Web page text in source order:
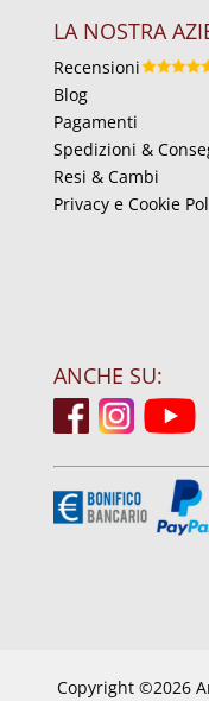
LA NOSTRA
Recensioni
Blog
Pagamenti
Spedizioni &
Resi & Cambi
Privacy e Cookie
ANCHE SU:
Copyright ©2026